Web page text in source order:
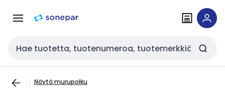
navigointiinsisältöön
Haku
Näytä murupolku